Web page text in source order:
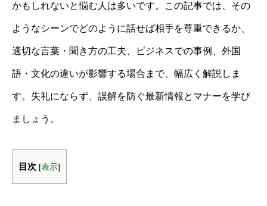
かもしれないと悩む人は多いです。この記事では、その
ようなシーンでどのように話せば相手を尊重できるか、
適切な言葉・聞き方の工夫、ビジネスでの事例、外国
語・文化の違いが影響する場合まで、幅広く解説しま
す。失礼にならず、誤解を防ぐ最新情報とマナーを学び
ましょう。
目次 [表示]